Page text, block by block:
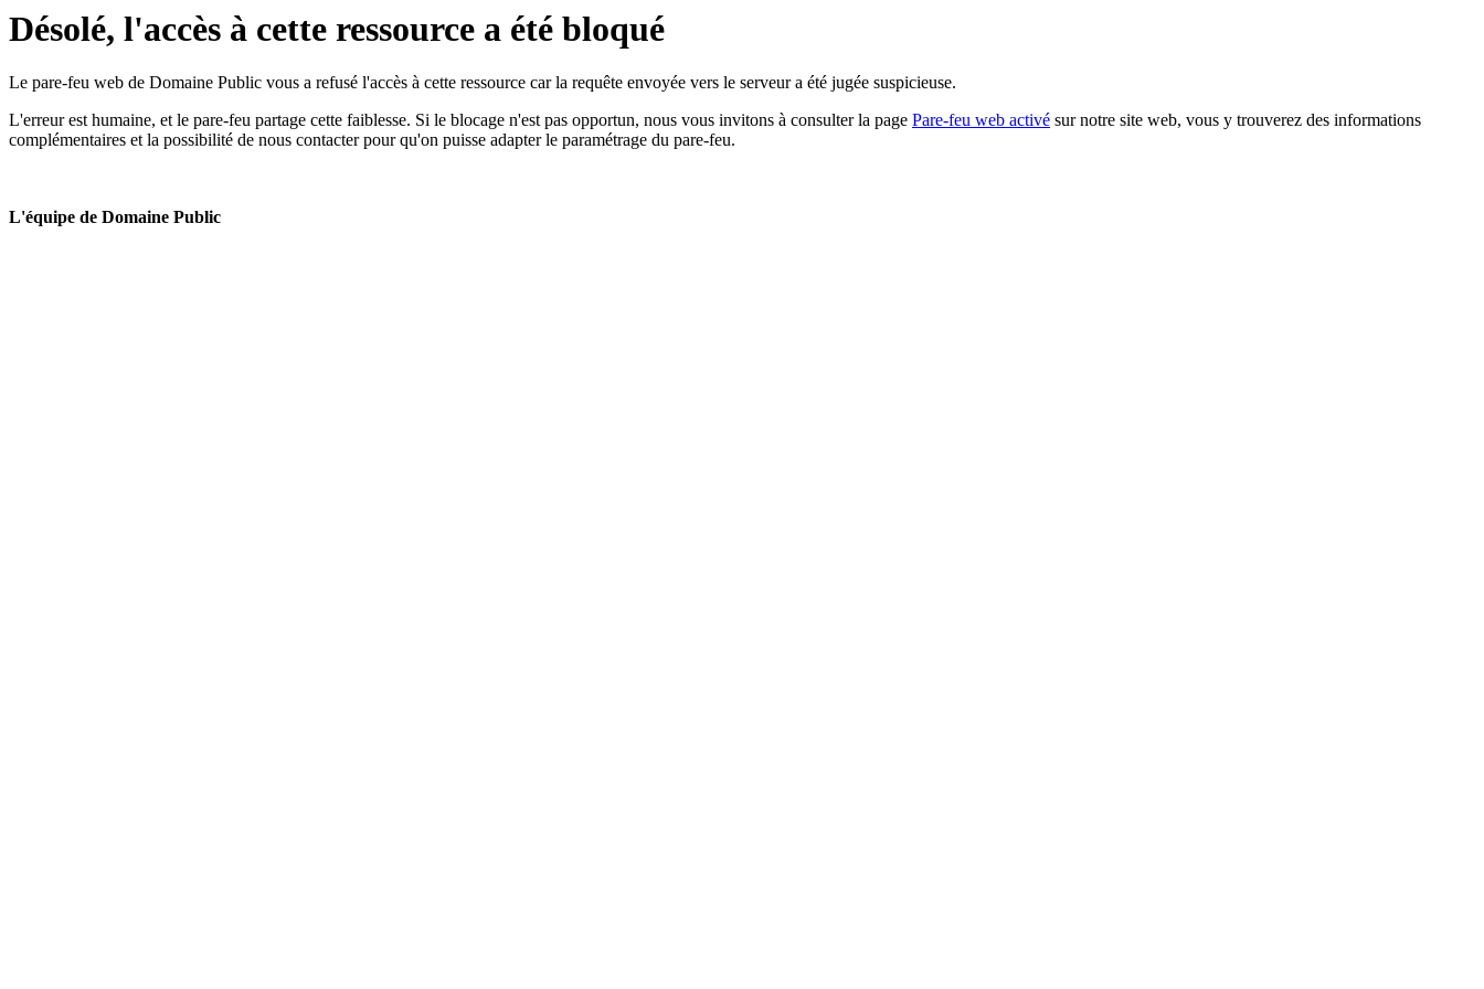
Désolé, l'accès à cette ressource a été bloqué
Le pare-feu web de Domaine Public vous a refusé l'accès à cette ressource car la requête envoyée vers le serveur a été jugée suspicieuse.
L'erreur est humaine, et le pare-feu partage cette faiblesse. Si le blocage n'est pas opportun, nous vous invitons à consulter la page Pare-feu web activé sur notre site web, vous y trouverez des informations
complémentaires et la possibilité de nous contacter pour qu'on puisse adapter le paramétrage du pare-feu.
L'équipe de Domaine Public